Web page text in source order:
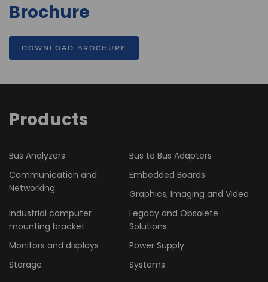
Brochure
DOWNLOAD BROCHURE
Products
Bus Analyzers
Bus to Bus Adapters
Communication and
Networking
Embedded Boards
Graphics, Imaging and Video
Industrial computer
mounting bracket
Legacy and Obsolete
Solutions
Monitors and displays
Power Supply
Storage
Systems